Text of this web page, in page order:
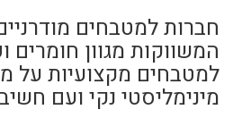
חברות למטבחים
המשווקות מגוון חומרים
למטבחים מקצועיות על
מינימליסטי נקי ועם